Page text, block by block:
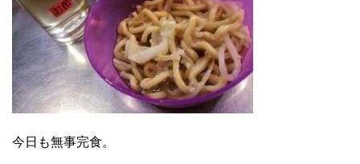
今日も無事完食。